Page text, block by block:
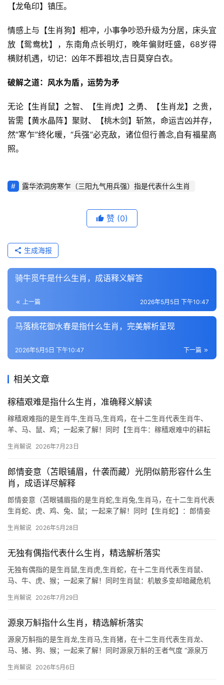
【龙龟印】镇压。
情感上与【生肖狗】相冲，小事争吵恐升级为分居，床头宜
放【鸳鸯枕】，东南角点长明灯，晚年偏财旺盛，68岁得
横财机遇，切记：凶年不葬祖坟,吉日莫穿白衣。
破解之道：风水为盾，运势为矛
无论【生肖鼠】之智、【生肖虎】之勇、【生肖龙】之贵，
皆需【黄水晶阵】聚财、【桃木剑】斩煞，命运吉凶并存，
然“寒乍”终化暖，“兵强”必克敌，诸位但行善念,自有福星高
照。
露华浓洞房寒乍（三阳九气用兵强）指是代表什么生肖
赞 (0)
生成海报
骑牛觅牛是什么生肖，成语释义解答
上一篇 2026年5月5日 下午10:47
马落桃花御水春是指什么生肖，完美解析呈现
下一篇
2026年5月5日 下午10:47
相关文章
稼穑艰难是指什么生肖，准确释义解读
稼穑艰难指的是生肖牛,生肖马,生肖鸡，在十二生肖代表生肖牛、
羊、马、鼠、鸡；一起来了解！同时【生肖牛：稼穑艰难中的耕耘
神的化身，牛年出生之人，天生带有勤恳踏实的特质，如同老农在
生肖解说 2026年7月23日
郎情妾意（苫眼铺眉，什袭而藏）光阴似箭形容什么生
肖，成语详尽解释
郎情妾意（苫眼铺眉指的是生肖蛇,生肖兔,生肖马，在十二生肖代表
生肖蛇、虎、鸡、兔、鼠；一起来了解！同时【生肖蛇】：郎情妾
而“什袭而藏”更暗示其深藏不露的智慧，2026年对生肖蛇而言极为
生肖解说 2026年5月28日
无独有偶指代表什么生肖，精选解析落实
无独有偶指的是生肖鼠,生肖虎,生肖蛇，在十二生肖代表生肖鼠、
马、牛、虎、猴；一起来了解！同时生肖鼠：机敏多变却暗藏危机
尤其29岁至51岁者，事业运势如鲤鱼跃龙门，项目推进顺遂，然下
生肖解说 2026年7月29日
源泉万斛指什么生肖，精选解析落实
源泉万斛指的是生肖龙,生肖马,生肖猪，在十二生肖代表生肖龙、
马、猪、狗、猴；一起来了解！同时源泉万斛的王者气度 “源泉万
最能诠释这一意境，龙自古被视为祥瑞化身，其呼风唤雨之能，恰
生肖解说 2026年5月6日